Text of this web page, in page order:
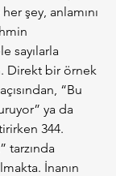
şey, anlamını
sayılarla
Direkt bir örnek
“Bu
ya da
344.
tarzında
İnanın